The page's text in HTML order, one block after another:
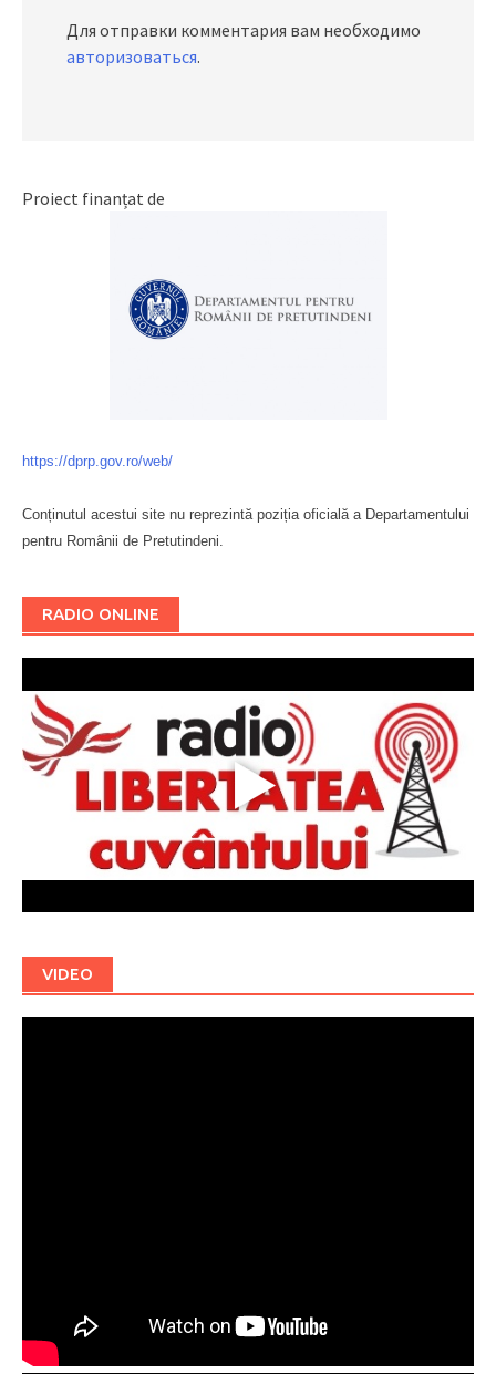
Для отправки комментария вам необходимо
авторизоваться.
Proiect finanțat de
https://dprp.gov.ro/web/
Conținutul acestui site nu reprezintă poziția oficială a Departamentului
pentru Românii de Pretutindeni.
RADIO ONLINE
VIDEO